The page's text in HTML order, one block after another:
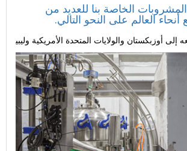
المشروبات الخاصة بنا للعديد من
العالم على النحو التالي.
إلى أوزبكستان والولايات المتحدة الأمريكية